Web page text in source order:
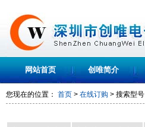
网站首页 创唯简介
您现在的位置： 首页 > 在线订购 > 搜索型号